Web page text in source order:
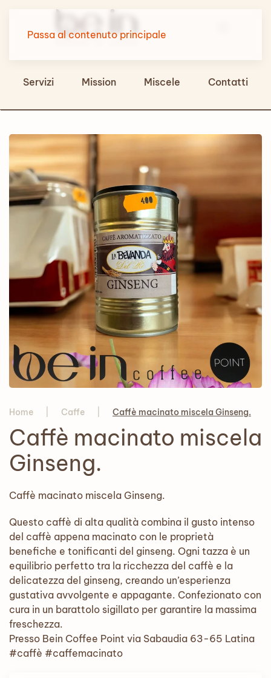
Passa al contenuto principale
Servizi Mission Miscele Contatti
Home Caffe Caffè macinato miscela Ginseng.
Caffè macinato miscela
Ginseng.
Caffè macinato miscela Ginseng.
Questo caffè di alta qualità combina il gusto intenso
del caffè appena macinato con le proprietà
benefiche e tonificanti del ginseng. Ogni tazza è un
equilibrio perfetto tra la ricchezza del caffè e la
delicatezza del ginseng, creando un’esperienza
gustativa avvolgente e appagante. Confezionato con
cura in un barattolo sigillato per garantire la massima
freschezza.
Presso Bein Coffee Point via Sabaudia 63-65 Latina
#caffè #caffemacinato